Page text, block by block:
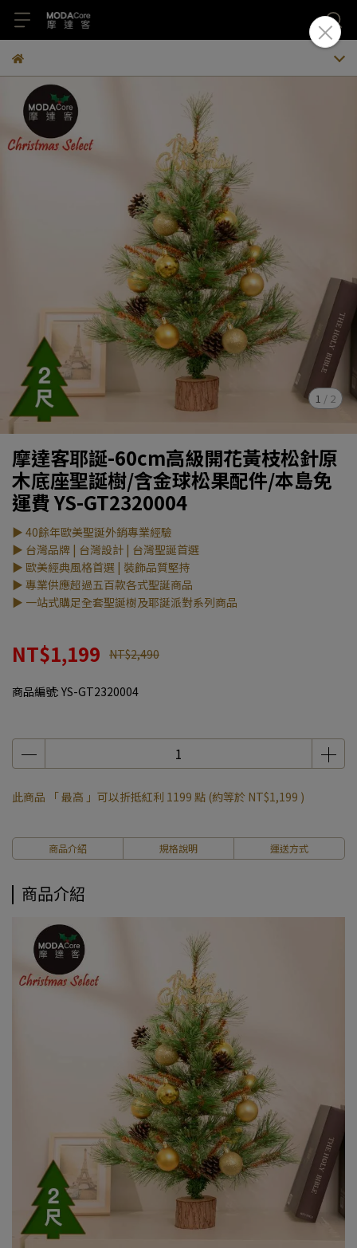
1 / 2
摩達客耶誕-60cm高級開花黃枝松針原
木底座聖誕樹/含金球松果配件/本島免
運費 YS-GT2320004
▶ 40餘年歐美聖誕外銷專業經驗
▶ 台灣品牌 | 台灣設計 | 台灣聖誕首選
▶ 歐美經典風格首選 | 裝飾品質堅持
▶ 專業供應超過五百款各式聖誕商品
▶ 一站式購足全套聖誕樹及耶誕派對系列商品
NT$1,199 NT$2,490
商品編號: YS-GT2320004
此商品 「 最高 」可以折抵紅利 1199 點 (約等於 NT$1,199 )
商品介紹 規格說明 運送方式
商品介紹